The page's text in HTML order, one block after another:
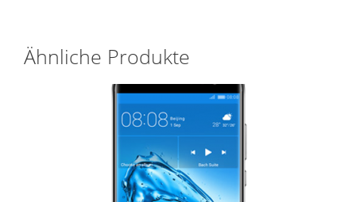
Ähnliche Produkte